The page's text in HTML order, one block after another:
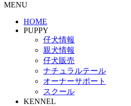
MENU
HOME
PUPPY
仔犬情報
親犬情報
仔犬販売
ナチュラルテール
オーナーサポート
スクール
KENNEL